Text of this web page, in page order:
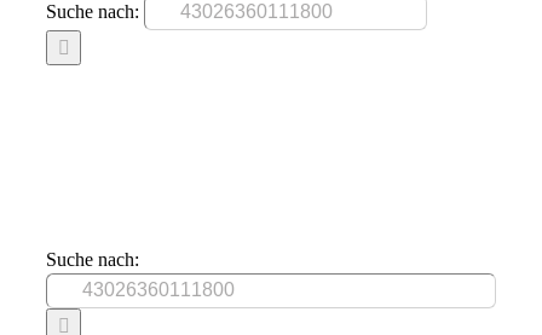
Suche nach:
Suche nach: